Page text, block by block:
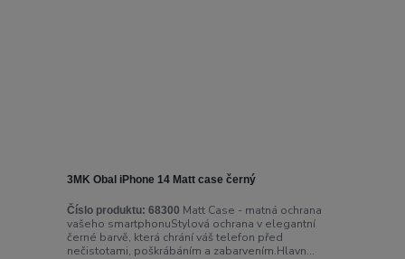
3MK Obal iPhone 14 Matt case černý
Číslo produktu: 68300 Matt Case - matná ochrana
vašeho smartphonuStylová ochrana v elegantní
černé barvě, která chrání váš telefon před
nečistotami, poškrábáním a zabarvením.Hlavn...